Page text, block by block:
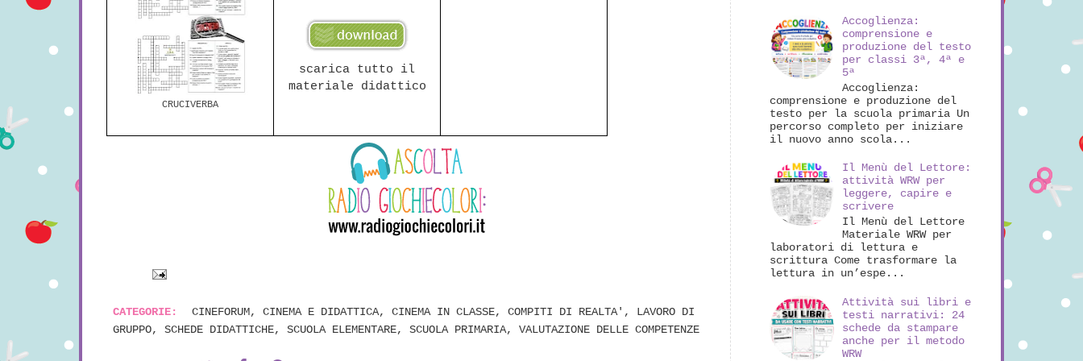
CRUCIVERBA
scarica tutto il
materiale didattico
CATEGORIE: CINEFORUM, CINEMA E DIDATTICA, CINEMA IN CLASSE, COMPITI DI REALTA' , LAVORO DI
GRUPPO, SCHEDE DIDATTICHE, SCUOLA ELEMENTARE, SCUOLA PRIMARIA, VALUTAZIONE DELLE COMPETENZE
Accoglienza:
comprensione e
produzione del testo
per classi 3ª, 4ª e
5ª
Accoglienza:
comprensione e produzione del
testo per la scuola primaria Un
percorso completo per iniziare
il nuovo anno scola...
Il Menù del Lettore:
attività WRW per
leggere, capire e
scrivere
Il Menù del Lettore
Materiale WRW per
laboratori di lettura e
scrittura Come trasformare la
lettura in un’espe...
Attività sui libri e
testi narrativi: 24
schede da stampare
anche per il metodo
WRW